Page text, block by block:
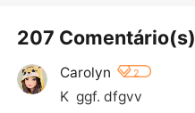
207 Comentário(s)
Carolyn 2
K  ggf. dfgvv